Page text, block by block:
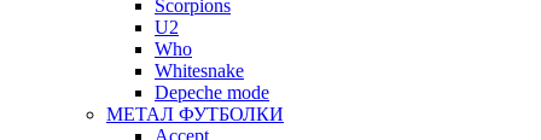
Scorpions
U2
Who
Whitesnake
Depeche mode
МЕТАЛ ФУТБОЛКИ